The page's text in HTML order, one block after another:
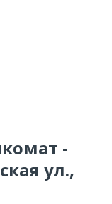
-
ул.,